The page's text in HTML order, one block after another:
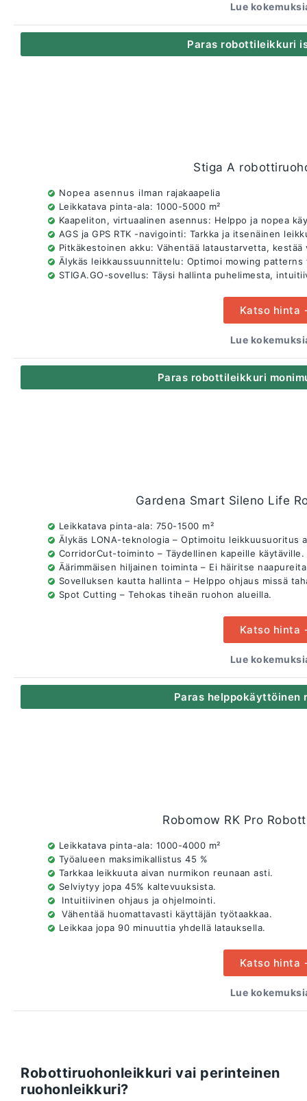
Lue
Paras robottileikkuri
Stiga A
Nopea asennus ilman rajakaapelia
Leikkatava pinta-ala: 1000-5000 m²
Kaapeliton, virtuaalinen asennus: Helppo ja nopea
AGS ja GPS RTK -navigointi: Tarkka ja itsenäinen
Pitkäkestoinen akku: Vähentää lataustarvetta, kestää
Älykäs leikkaussuunnittelu: Optimoi mowing
STIGA.GO-sovellus: Täysi hallinta puhelimesta,
Katso hinta
Lue
Paras robottileikkuri
Gardena Smart Sileno Life
Leikkatava pinta-ala: 750-1500 m²
Älykäs LONA-teknologia – Optimoitu leikkuusuoritus
CorridorCut-toiminto – Täydellinen kapeille käytäville.
Äärimmäisen hiljainen toiminta – Ei häiritse
Sovelluksen kautta hallinta – Helppo ohjaus missä
Spot Cutting – Tehokas tiheän ruohon alueilla.
Katso hinta
Lue
Paras
Robomow RK Pro
Leikkatava pinta-ala: 1000-4000 m²
Työalueen maksimikallistus 45 %
Tarkkaa leikkuuta aivan nurmikon reunaan asti.
Selviytyy jopa 45% kaltevuuksista.
Intuitiivinen ohjaus ja ohjelmointi.
Vähentää huomattavasti käyttäjän työtaakkaa.
Leikkaa jopa 90 minuuttia yhdellä latauksella.
Katso hinta
Lue
Robottiruohonleikkuri vai perinteinen
ruohonleikkuri?